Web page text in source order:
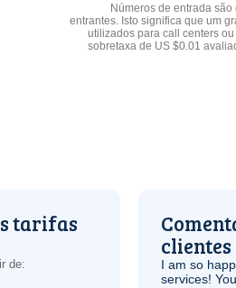
Números de entrada
entrantes. Isto significa que um
utilizados para call centers
sobretaxa de US $0.01
tarifas
de:
clientes
I am so
services!